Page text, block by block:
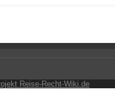
Reise-Recht-Wiki.de